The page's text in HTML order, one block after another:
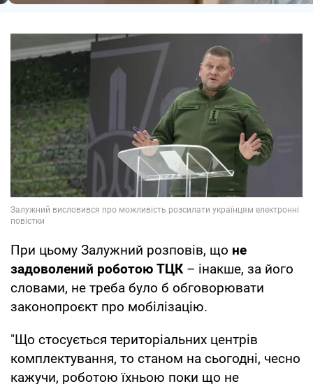
При цьому Залужний розповів, що не
задоволений роботою ТЦК– інакше, за його
словами, не треба було б обговорювати
законопроєкт про мобілізацію.
"Що стосується територіальних центрів
комплектування, то станом на сьогодні, чесно
кажучи, роботою їхньою поки що не